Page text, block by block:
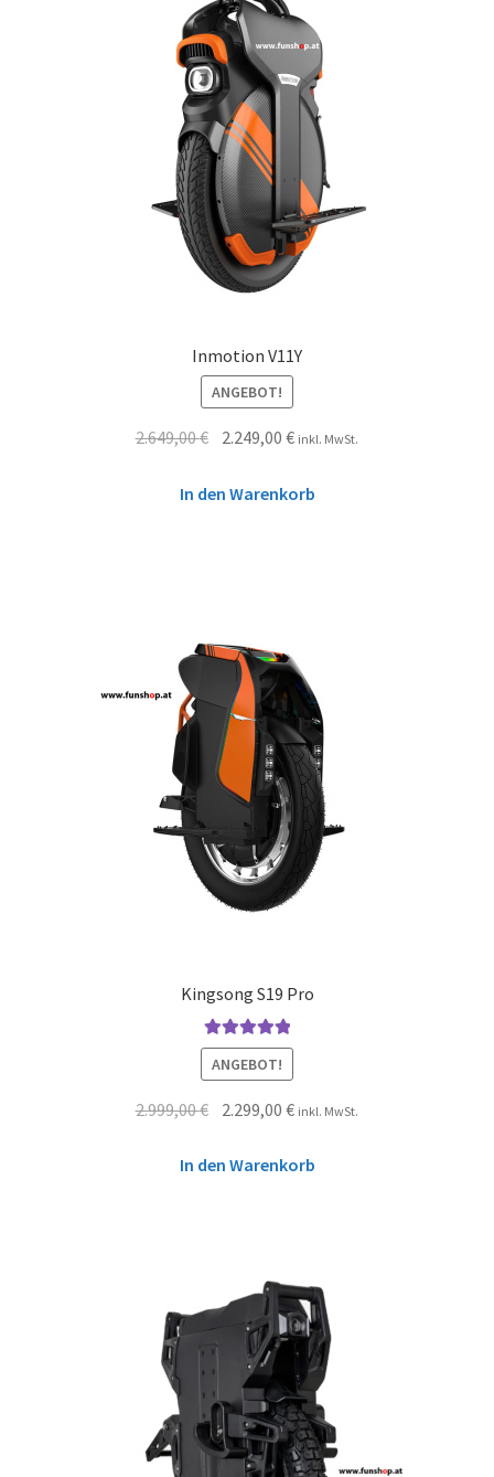
Inmotion V11Y
ANGEBOT!
2.649,00€ 2.249,00€ inkl. MwSt.
In den Warenkorb
Kingsong S19 Pro
Bewertet mit
5.00von 5
ANGEBOT!
2.999,00€ 2.299,00€ inkl. MwSt.
In den Warenkorb